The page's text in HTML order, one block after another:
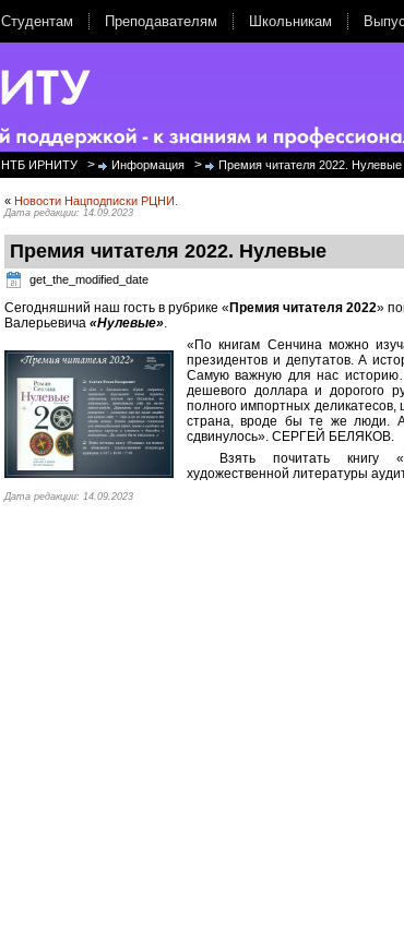
Студентам Преподавателям Школьникам
НТБ ИРНИТУ > Информация > Премия читателя 2022. Нулевые
« Новости Нацподписки РЦНИ.
Дата редакции: 14.09.2023
Премия читателя 2022. Нулевые
get_the_modified_date
Сегодняшний наш гость в рубрике « Премия читателя 2022»
Валерьевича «Нулевые».
«По книгам Сенчина можно
президентов и депутатов. А
Самую важную для нас
дешевого доллара и дорогого
полного импортных
страна, вроде бы те же люди. А
сдвинулось». СЕРГЕЙ БЕЛЯКОВ.
Взять почитать
художественной литературы
Дата редакции: 14.09.2023